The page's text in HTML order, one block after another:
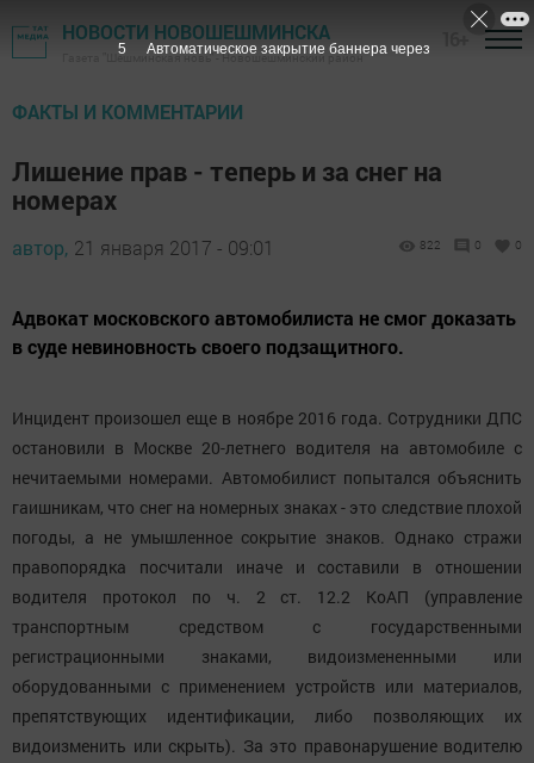
НОВОСТИ НОВОШЕШМИНСКА
Газета "Шешминская новь" - Новошешминский район
ФАКТЫ И КОММЕНТАРИИ
Лишение прав - теперь и за снег на
номерах
автор, 21 января 2017 - 09:01 822 0 0
Адвокат московского автомобилиста не смог доказать
в суде невиновность своего подзащитного.
Инцидент произошел еще в ноябре 2016 года. Сотрудники ДПС
остановили в Москве 20-летнего водителя на автомобиле с
нечитаемыми номерами. Автомобилист попытался объяснить
гаишникам, что снег на номерных знаках - это следствие плохой
погоды, а не умышленное сокрытие знаков. Однако стражи
правопорядка посчитали иначе и составили в отношении
водителя протокол по ч. 2 ст. 12.2 КоАП (управление
транспортным средством с государственными
регистрационными знаками, видоизмененными или
оборудованными с применением устройств или материалов,
препятствующих идентификации, либо позволяющих их
видоизменить или скрыть). За это правонарушение водителю
4 Автоматическое закрытие баннера через